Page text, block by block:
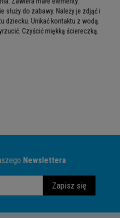
służy do zabawy. Należy je zdjąć i
dziecku. Unikać kontaktu z wodą.
Czyścić miękką ściereczką.
Newslettera
Zapisz się